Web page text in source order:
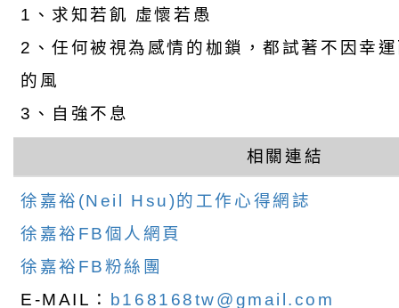
1、求知若飢 虛懷若愚
2、任何被視為感情的枷鎖，都試著不因幸
的風
3、自強不息
相關連結
徐嘉裕(Neil Hsu)的工作心得網誌
徐嘉裕FB個人網頁
徐嘉裕FB粉絲團
E-MAIL： b168168tw@gmail.com